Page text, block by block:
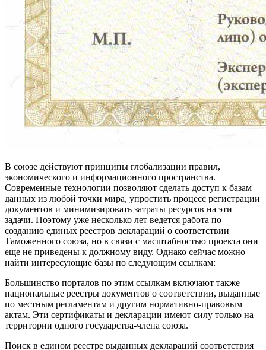
В союзе действуют принципы глобализации правил,
экономического и информационного пространства.
Современные технологии позволяют сделать доступ к базам
данных из любой точки мира, упростить процесс регистрации
документов и минимизировать затраты ресурсов на эти
задачи. Поэтому уже несколько лет ведется работа по
созданию единых реестров деклараций о соответствии
Таможенного союза, но в связи с масштабностью проекта они
еще не приведены к должному виду. Однако сейчас можно
найти интересующие базы по следующим ссылкам:
Большинство порталов по этим ссылкам включают также
национальные реестры документов о соответствии, выданные
по местным регламентам и другим нормативно-правовым
актам. Эти сертификаты и декларации имеют силу только на
территории одного государства-члена союза.
Поиск в едином реестре выданных деклараций соответствия